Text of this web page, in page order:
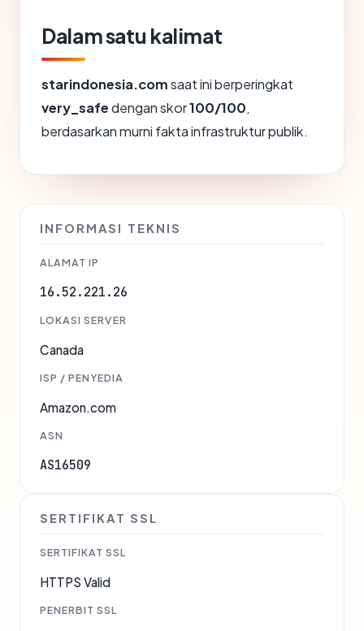
Dalam satu kalimat
starindonesia.comsaat ini berperingkat
very_safedengan skor100/100,
berdasarkan murni fakta infrastruktur publik.
INFORMASI TEKNIS
ALAMAT IP
16.52.221.26
LOKASI SERVER
Canada
ISP / PENYEDIA
Amazon.com
ASN
AS16509
SERTIFIKAT SSL
SERTIFIKAT SSL
HTTPS Valid
PENERBIT SSL